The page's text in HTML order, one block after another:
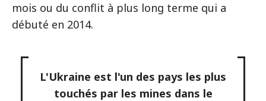
mois ou du conflit à plus long terme qui a
débuté en 2014.
L'Ukraine est l'un des pays les plus
touchés par les mines dans le